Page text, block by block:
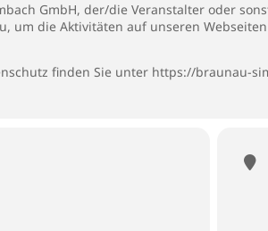
GmbH, der/die Veranstalter oder
um die Aktivitäten auf unseren
finden Sie unter https://braunau-